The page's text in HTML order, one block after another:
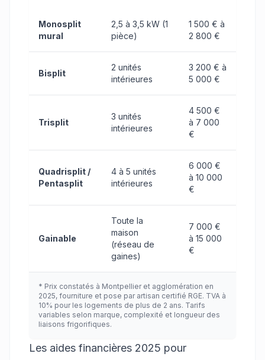
Monosplit
mural
2,5 à 3,5 kW (1
pièce)
1 500 € à
2 800 €
Bisplit
2 unités
intérieures
3 200 € à
5 000 €
Trisplit
3 unités
intérieures
4 500 €
à 7 000
€
Quadrisplit /
Pentasplit
4 à 5 unités
intérieures
6 000 €
à 10 000
€
Gainable
Toute la
maison
(réseau de
gaines)
7 000 €
à 15 000
€
* Prix constatés à Montpellier et agglomération en
2025, fourniture et pose par artisan certifié RGE. TVA à
10% pour les logements de plus de 2 ans. Tarifs
variables selon marque, complexité et longueur des
liaisons frigorifiques.
Les aides financières 2025 pour